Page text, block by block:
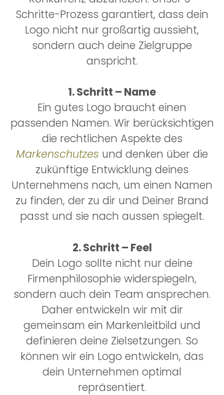
Schritte-Prozess garantiert, dass dein
Logo nicht nur großartig aussieht,
sondern auch deine Zielgruppe
anspricht.
1. Schritt – Name
Ein gutes Logo braucht einen
passenden Namen. Wir berücksichtigen
die rechtlichen Aspekte des
Markenschutzes und denken über die
zukünftige Entwicklung deines
Unternehmens nach, um einen Namen
zu finden, der zu dir und Deiner Brand
passt und sie nach aussen spiegelt.
2. Schritt – Feel
Dein Logo sollte nicht nur deine
Firmenphilosophie widerspiegeln,
sondern auch dein Team ansprechen.
Daher entwickeln wir mit dir
gemeinsam ein Markenleitbild und
definieren deine Zielsetzungen. So
können wir ein Logo entwickeln, das
dein Unternehmen optimal
repräsentiert.